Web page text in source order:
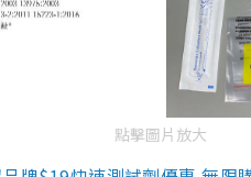
點擊圖片放大